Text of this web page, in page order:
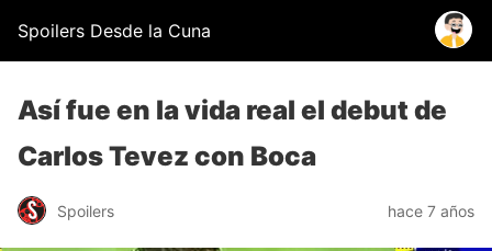
Spoilers Desde la Cuna
Así fue en la vida real el debut de
Carlos Tevez con Boca
Spoilers hace 7 años